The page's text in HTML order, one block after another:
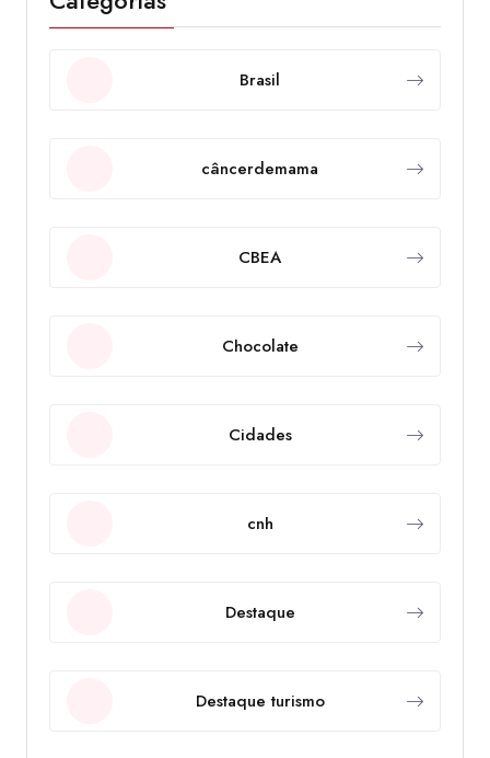
Brasil
câncerdemama
CBEA
Chocolate
Cidades
cnh
Destaque
Destaque turismo